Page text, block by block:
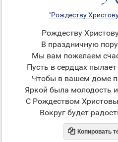
"Рождеству
Рождеству
В праздничную
Мы вам пожелаем
Пусть в сердцах
Чтобы в вашем доме
Яркой была молодость
С Рождеством
Вокруг будет
 Копировать